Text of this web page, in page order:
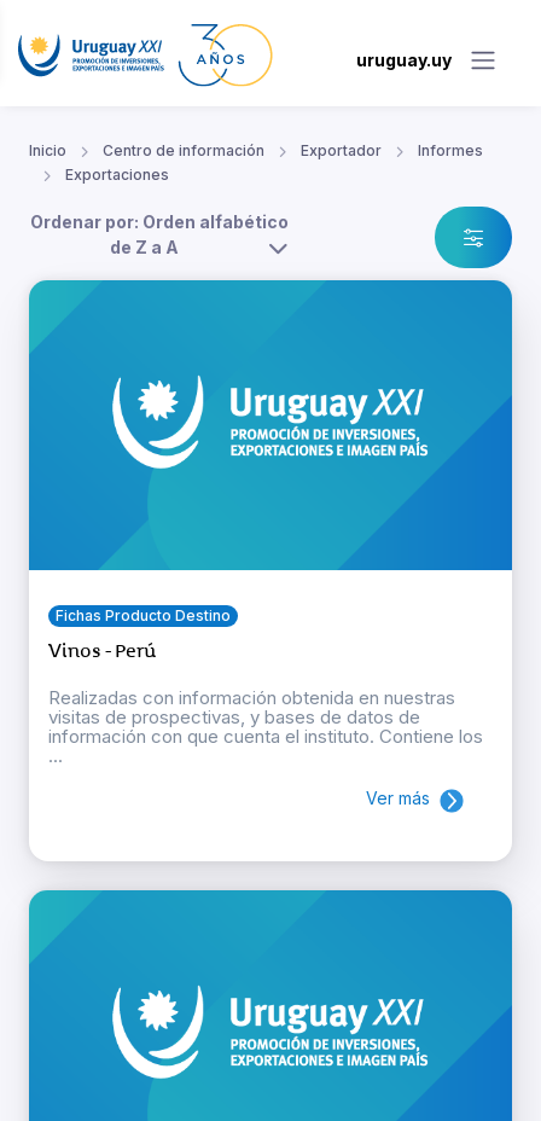
uruguay.uy
Inicio Centro de información Exportador
Informes
Exportaciones
Ordenar por: Orden alfabético
de Z a A
Fichas Producto Destino
Vinos - Perú
Realizadas con información obtenida en nuestras
visitas de prospectivas, y bases de datos de
información con que cuenta el instituto. Contiene los
...
Ver más